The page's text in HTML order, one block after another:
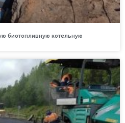
биотопливную котельную